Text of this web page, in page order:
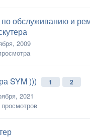
по обслуживанию и
2009
SYM ))) 1 2
2021
просмотров